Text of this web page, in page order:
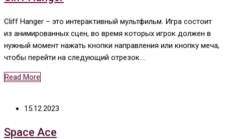
Cliff Hanger – это интерактивный мультфильм. Игра состоит
из анимированных сцен, во время которых игрок должен в
нужный момент нажать кнопки направления или кнопку меча,
чтобы перейти на следующий отрезок.…
Read More
15.12.2023
Space Ace